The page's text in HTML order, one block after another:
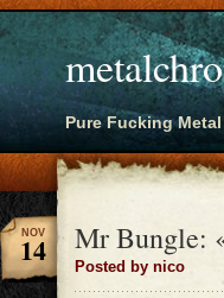
Pure Fucking
Mr Bungle:
Posted by nico
NOV
14